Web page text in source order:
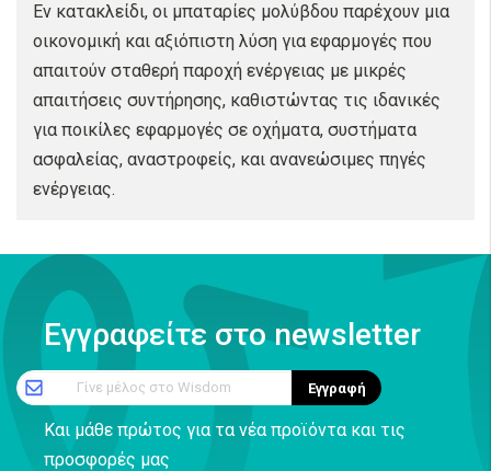
Εν κατακλείδι, οι μπαταρίες μολύβδου παρέχουν μια
οικονομική και αξιόπιστη λύση για εφαρμογές που
απαιτούν σταθερή παροχή ενέργειας με μικρές
απαιτήσεις συντήρησης, καθιστώντας τις ιδανικές
για ποικίλες εφαρμογές σε οχήματα, συστήματα
ασφαλείας, αναστροφείς, και ανανεώσιμες πηγές
ενέργειας.
Εγγραφείτε στο newsletter
Γίνε μέλος στο Wisdom Εγγραφή
Και μάθε πρώτος για τα νέα προϊόντα και τις
προσφορές μας